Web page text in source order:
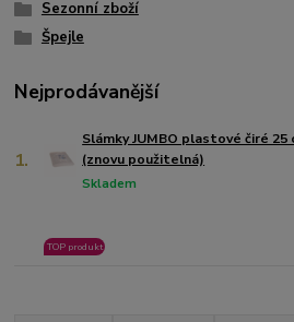
Sezonní zboží
Špejle
Nejprodávanější
1.
Slámky JUMBO plastové čiré 25
(znovu použitelná)
Skladem
TOP produkt